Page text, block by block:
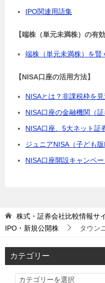
IPO関連用語集
【端株（単元未満株）の有効
端株（単元未満株）を賢
【NISA口座の活用方法】
NISAとは？非課税枠を見
NISA口座の金融機関（
NISA口座、5大ネット証
ジュニアNISA（子ども版
NISA口座開設キャンペ
株式・証券会社比較情報サ
IPO・新規公開株
タウン
カテゴリー
カ